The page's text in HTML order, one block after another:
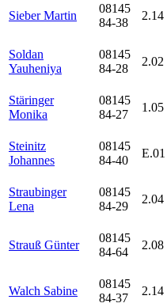
Sieber Martin
08145
84-38
2.14
Soldan
Yauheniya
08145
84-28
2.02
Stäringer
Monika
08145
84-27
1.05
Steinitz
Johannes
08145
84-40
E.01
Straubinger
Lena
08145
84-29
2.04
Strauß Günter
08145
84-64
2.08
Walch Sabine
08145
84-37
2.14